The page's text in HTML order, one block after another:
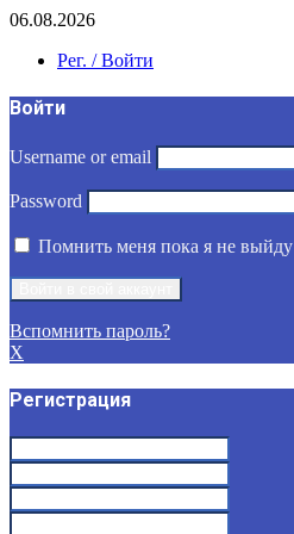
06.08.2026
Рег. / Войти
Войти
Username or email
Password
Помнить меня пока я не выйду
Вспомнить пароль?
X
Регистрация